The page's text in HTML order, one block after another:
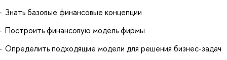
Знать базовые финансовые концепции
Построить финансовую модель фирмы
Определить подходящие модели для решения бизнес-задач